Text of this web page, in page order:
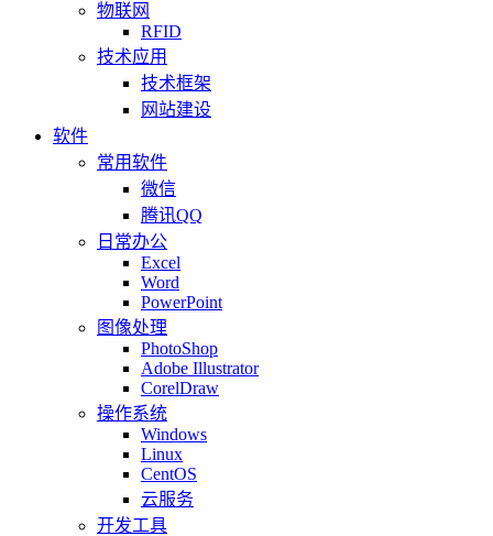
物联网
RFID
技术应用
技术框架
网站建设
软件
常用软件
微信
腾讯QQ
日常办公
Excel
Word
PowerPoint
图像处理
PhotoShop
Adobe Illustrator
CorelDraw
操作系统
Windows
Linux
CentOS
云服务
开发工具